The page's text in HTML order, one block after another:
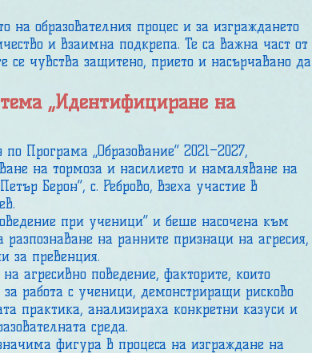
образователния процес и за изграждането
и взаимна подкрепа. Те са важна част от
се чувства защитено, прието и насърчавано да
„Идентифициране на
Програма „Образование“ 2021–2027,
на тормоза и насилието и намаляване на
Берон“, с. Реброво, взеха участие в
при ученици“ и беше насочена към
на ранните признаци на агресия,
за превенция.
агресивно поведение, факторите, които
работа с ученици, демонстриращи рисково
практика, анализираха конкретни казуси и
среда.
фигура в процеса на изграждане на